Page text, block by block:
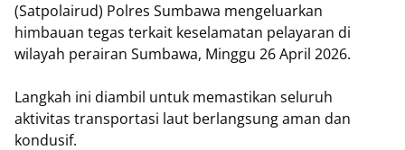
(Satpolairud) Polres Sumbawa mengeluarkan
himbauan tegas terkait keselamatan pelayaran di
wilayah perairan Sumbawa, Minggu 26 April 2026.
Langkah ini diambil untuk memastikan seluruh
aktivitas transportasi laut berlangsung aman dan
kondusif.